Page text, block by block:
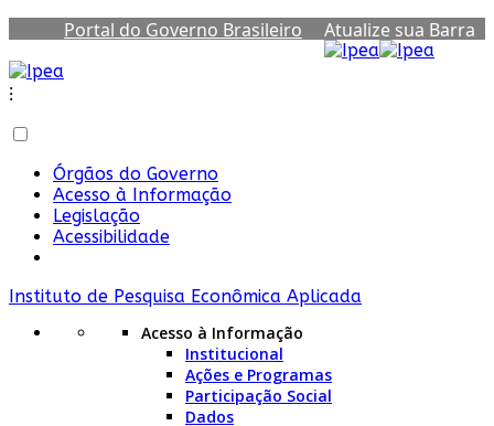
Portal do Governo Brasileiro
Atualize sua Barra
⁝
Órgãos do Governo
Acesso à Informação
Legislação
Acessibilidade
Instituto de Pesquisa Econômica Aplicada
Acesso à Informação
Institucional
Ações e Programas
Participação Social
Dados